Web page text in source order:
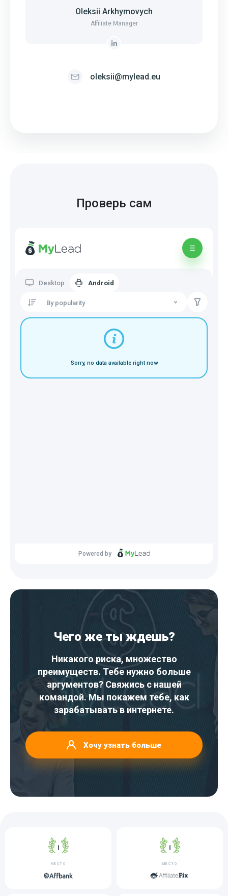
Oleksii Arkhymovych
Affiliate Manager
oleksii@mylead.eu
Проверь сам
Чего же ты ждешь?
Никакого риска, множество
преимуществ. Тебе нужно больше
аргументов? Свяжись с нашей
командой. Мы покажем тебе, как
зарабатывать в интернете.
Хочу узнать больше
МЕСТО МЕСТО